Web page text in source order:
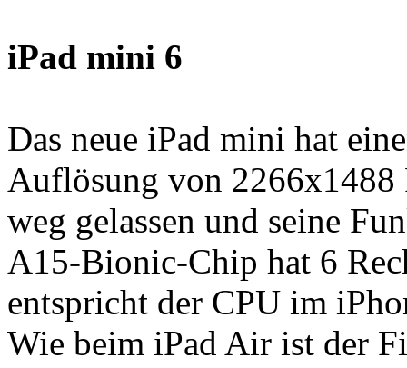
iPad mini 6
Das neue iPad mini hat
Auflösung von
weg gelassen und seine
A15-Bionic-Chip hat 6
entspricht der CPU im
Wie beim iPad Air ist der